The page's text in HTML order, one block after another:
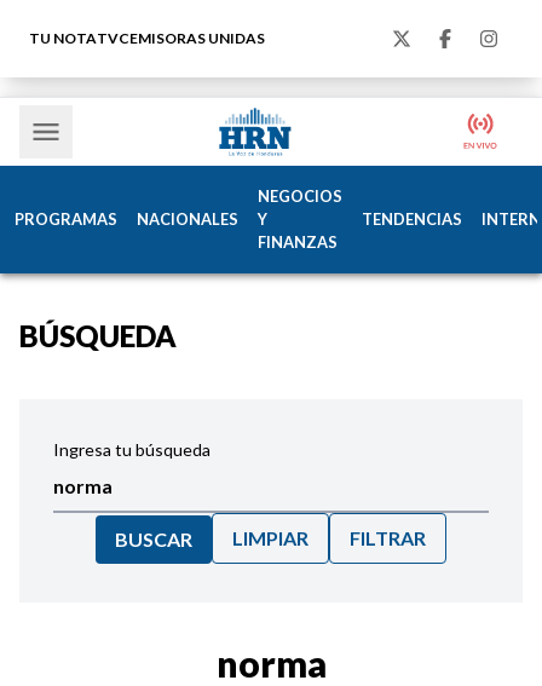
TU NOTATVCEMISORAS UNIDAS
PROGRAMAS NACIONALES
NEGOCIOS
Y
FINANZAS
TENDENCIAS
BÚSQUEDA
Ingresa tu búsqueda
BUSCAR LIMPIAR FILTRAR
norma